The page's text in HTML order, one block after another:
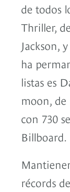
de todos
Thriller,
Jackson,
ha
listas es
moon, de
con 730
Billboard.
récords